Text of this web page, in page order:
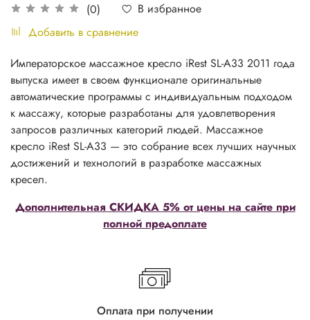
(0)
В избранное
Добавить в сравнение
Дополнительная СКИДКА 5% от цены на сайте при
полной предоплате
Императорское массажное кресло iRest SL-A33 2011 года
выпуска имеет в своем функционале оригинальные
автоматические программы с индивидуальным подходом
к массажу, которые разработаны для удовлетворения
запросов различных категорий людей. Массажное
кресло iRest SL-A33 — это собрание всех лучших научных
достижений и технологий в разработке массажных
кресел.
Оплата при получении